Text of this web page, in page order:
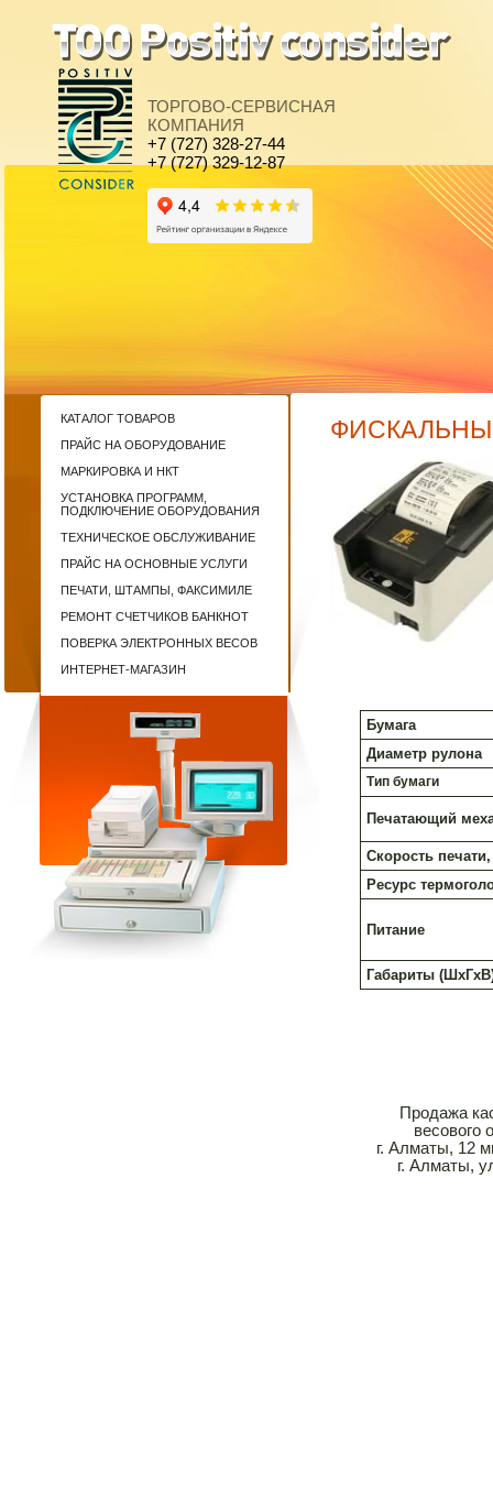
ТОРГОВО-СЕРВИСНАЯ
КОМПАНИЯ
+7 (727) 328-27-44
+7 (727) 329-12-87
КАТАЛОГ ТОВАРОВ
ПРАЙС НА ОБОРУДОВАНИЕ
МАРКИРОВКА И НКТ
УСТАНОВКА ПРОГРАММ,
ПОДКЛЮЧЕНИЕ ОБОРУДОВАНИЯ
ТЕХНИЧЕСКОЕ ОБСЛУЖИВАНИЕ
ПРАЙС НА ОСНОВНЫЕ УСЛУГИ
ПЕЧАТИ, ШТАМПЫ, ФАКСИМИЛЕ
РЕМОНТ СЧЕТЧИКОВ БАНКНОТ
ПОВЕРКА ЭЛЕКТРОННЫХ ВЕСОВ
ИНТЕРНЕТ-МАГАЗИН
Бумага
Диаметр рулона
Тип бумаги
Печатающий
Скорость
Ресурс
Питание
Габариты
Продажа
весового
г. Алматы, 12
г. Алматы,